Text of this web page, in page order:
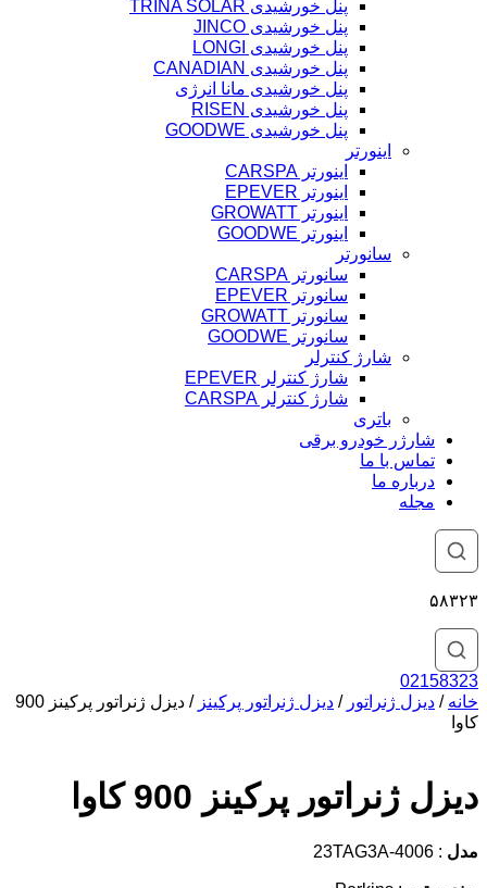
پنل خورشیدی TRINA SOLAR
پنل خورشیدی JINCO
پنل خورشیدی LONGI
پنل خورشیدی CANADIAN
پنل خورشیدی مانا انرژی
پنل خورشیدی RISEN
پنل خورشیدی GOODWE
اینورتر
اینورتر CARSPA
اینورتر EPEVER
اینورتر GROWATT
اینورتر GOODWE
سانورتر
سانورتر CARSPA
سانورتر EPEVER
سانورتر GROWATT
سانورتر GOODWE
شارژ کنترلر
شارژ کنترلر EPEVER
شارژ کنترلر CARSPA
باتری
شارژر خودرو برقی
تماس با ما
درباره ما
مجله
۵۸۳۲۳
02158323
خانه / دیزل ژنراتور / دیزل ژنراتور پرکینز
/ دیزل ژنراتور پرکینز 900
کاوا
دیزل ژنراتور پرکینز 900 کاوا
مدل : 4006-23TAG3A